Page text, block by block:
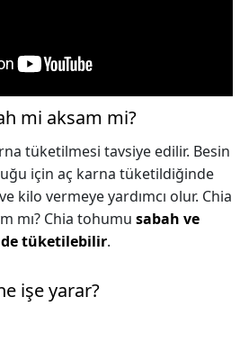
mi aksam mi?
tüketilmesi tavsiye edilir. Besin
için aç karna tüketildiğinde
kilo vermeye yardımcı olur. Chia
mı? Chia tohumu sabah ve
tüketilebilir.
işe yarar?